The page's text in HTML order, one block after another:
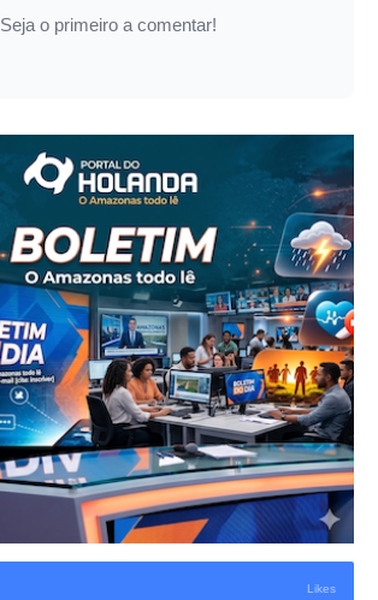
Seja o primeiro a comentar!
Likes